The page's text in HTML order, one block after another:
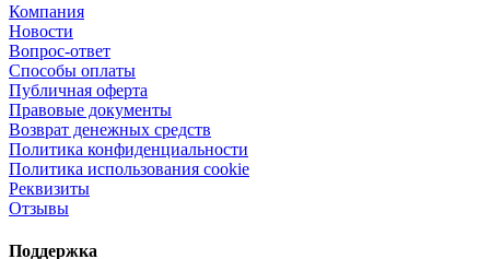
Компания
Новости
Вопрос-ответ
Способы оплаты
Публичная оферта
Правовые документы
Возврат денежных средств
Политика конфиденциальности
Политика использования cookie
Реквизиты
Отзывы
Поддержка